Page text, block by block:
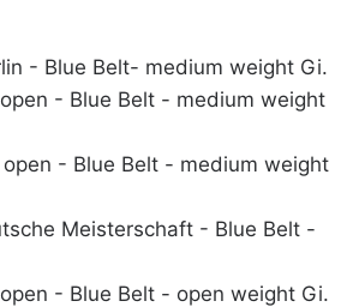
- Blue Belt- medium weight Gi.
open - Blue Belt - medium weight
open - Blue Belt - medium weight
Meisterschaft - Blue Belt -
- Blue Belt - open weight Gi.